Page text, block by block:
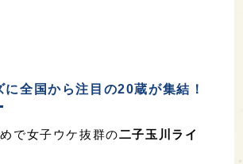
に全国から注目の20蔵が集結！
で女子ウケ抜群の二子玉川ライ